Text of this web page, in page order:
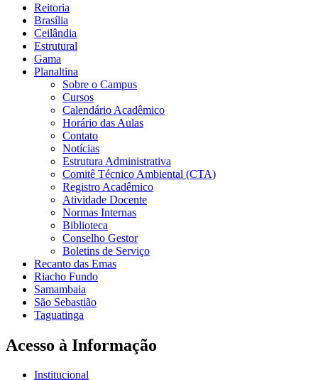
Reitoria
Brasília
Ceilândia
Estrutural
Gama
Planaltina
Sobre o Campus
Cursos
Calendário Acadêmico
Horário das Aulas
Contato
Notícias
Estrutura Administrativa
Comitê Técnico Ambiental (CTA)
Registro Acadêmico
Atividade Docente
Normas Internas
Biblioteca
Conselho Gestor
Boletins de Serviço
Recanto das Emas
Riacho Fundo
Samambaia
São Sebastião
Taguatinga
Acesso à Informação
Institucional